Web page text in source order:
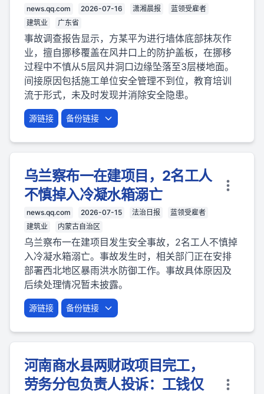
news.qq.com 2026-07-16 潇湘晨报
蓝领受雇者
建筑业
广东省
事故调查报告显示，方某平为进行墙体底部抹灰作
业，擅自挪移覆盖在风井口上的防护盖板，在挪移
过程中不慎从5层风井洞口边缘坠落至3层楼地面。
间接原因包括施工单位安全管理不到位，教育培训
流于形式，未及时发现并消除安全隐患。
源链接 备份链接
乌兰察布一在建项目，2名工人
不慎掉入冷凝水箱溺亡
news.qq.com 2026-07-15 法治日报
蓝领受雇者
建筑业
内蒙古自治区
乌兰察布一在建项目发生安全事故，2名工人不慎掉
入冷凝水箱溺亡。事故发生时，相关部门正在安排
部署西北地区暴雨洪水防御工作。事故具体原因及
后续处理情况暂未披露。
源链接 备份链接
河南商水县两财政项目完工，
劳务分包负责人投诉：工钱仅